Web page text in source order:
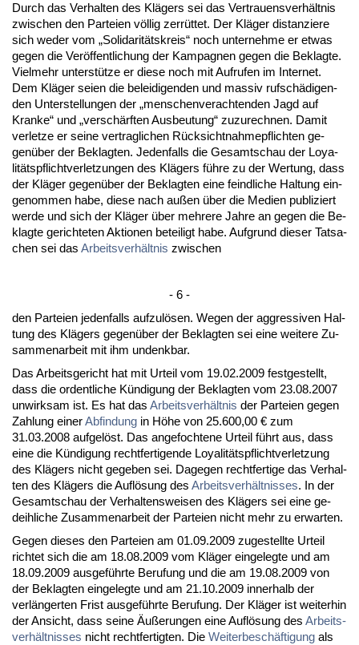
Durch das Ver­hal­ten des Klägers sei das Ver­trau­ens­verhält­nis
zwi­schen den Par­tei­en völlig zerrüttet. Der Kläger dis­tan­zie­re
sich we­der vom „So­li­da­ritäts­kreis“ noch un­ter­neh­me er et­was
ge­gen die Veröffent­li­chung der Kam­pa­gnen ge­gen die Be­klag­te.
Viel­mehr un­terstütze er die­se noch mit Auf­ru­fen im In­ter­net.
Dem Kläger sei­en die be­lei­di­gen­den und mas­siv rufschädi­gen­
den Un­ter­stel­lun­gen der „men­schen­ver­ach­ten­den Jagd auf
Kran­ke“ und „verschärf­ten Aus­beu­tung“ zu­zu­rech­nen. Da­mit
ver­let­ze er sei­ne ver­trag­li­chen Rück­sicht­nah­me­pflich­ten ge­
genüber der Be­klag­ten. Je­den­falls die Ge­samt­schau der Loya­
litäts­pflicht­ver­let­zun­gen des Klägers führe zu der Wer­tung, dass
der Kläger ge­genüber der Be­klag­ten ei­ne feind­li­che Hal­tung ein­
ge­nom­men ha­be, die­se nach außen über die Me­di­en pu­bli­ziert
wer­de und sich der Kläger über meh­re­re Jah­re an ge­gen die Be­
klag­te ge­rich­te­ten Ak­tio­nen be­tei­ligt ha­be. Auf­grund die­ser Tat­sa­
chen sei das Ar­beits­verhält­nis zwi­schen
- 6 -
den Par­tei­en je­den­falls auf­zulösen. We­gen der ag­gres­si­ven Hal­
tung des Klägers ge­genüber der Be­klag­ten sei ei­ne wei­te­re Zu­
sam­men­ar­beit mit ihm un­denk­bar.
Das Ar­beits­ge­richt hat mit Ur­teil vom 19.02.2009 fest­ge­stellt,
dass die or­dent­li­che Kündi­gung der Be­klag­ten vom 23.08.2007
un­wirk­sam ist. Es hat das Ar­beits­verhält­nis der Par­tei­en ge­gen
Zah­lung ei­nerAb­fin­dung in Höhe von 25.600,00 € zum
31.03.2008 auf­gelöst. Das an­ge­foch­te­ne Ur­teil führt aus, dass
ei­ne die Kündi­gung recht­fer­ti­gen­de Loya­litäts­pflicht­ver­let­zung
des Klägers nicht ge­ge­ben sei. Da­ge­gen recht­fer­ti­ge das Ver­hal­
ten des Klägers die Auflösung des Ar­beits­verhält­nis­ses. In der
Ge­samt­schau der Ver­hal­tens­wei­sen des Klägers sei ei­ne ge­
deih­li­che Zu­sam­men­ar­beit der Par­tei­en nicht mehr zu er­war­ten.
Ge­gen die­ses den Par­tei­en am 01.09.2009 zu­ge­stell­te Ur­teil
rich­tet sich die am 18.08.2009 vom Kläger ein­ge­leg­te und am
18.09.2009 aus­geführ­te Be­ru­fung und die am 19.08.2009 von
der Be­klag­ten ein­ge­leg­te und am 21.10.2009 in­ner­halb der
verlänger­ten Frist aus­geführ­te Be­ru­fung. Der Kläger ist wei­ter­hin
der An­sicht, dass sei­ne Äußerun­gen ei­ne Auflösung des Ar­beits­
verhält­nis­ses nicht recht­fer­tig­ten. Die Wei­ter­beschäfti­gung als